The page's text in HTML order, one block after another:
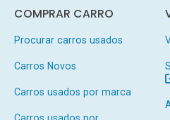
COMPRAR CARRO
Procurar carros usados
Carros Novos
Carros usados por marca
Carros usados por